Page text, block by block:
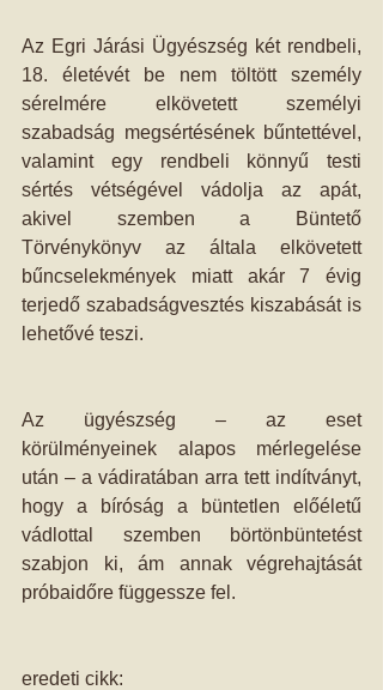
Az Egri Járási Ügyészség két rendbeli,
18. életévét be nem töltött személy
sérelmére elkövetett személyi
szabadság megsértésének bűntettével,
valamint egy rendbeli könnyű testi
sértés vétségével vádolja az apát,
akivel szemben a Büntető
Törvénykönyv az általa elkövetett
bűncselekmények miatt akár 7 évig
terjedő szabadságvesztés kiszabását is
lehetővé teszi.
Az ügyészség – az eset
körülményeinek alapos mérlegelése
után – a vádiratában arra tett indítványt,
hogy a bíróság a büntetlen előéletű
vádlottal szemben börtönbüntetést
szabjon ki, ám annak végrehajtását
próbaidőre függessze fel.
eredeti cikk: